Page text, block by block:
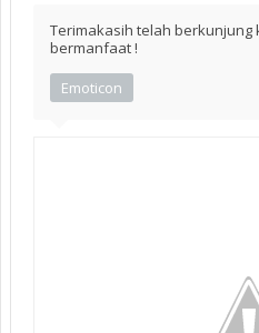
Terimakasih telah berkunjung
bermanfaat !
Emoticon